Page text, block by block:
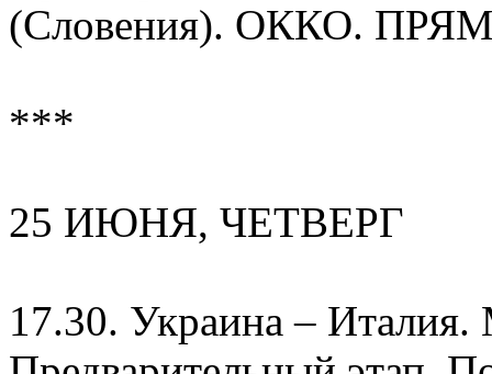
(Словения). ОККО.
***
25 ИЮНЯ, ЧЕТВЕРГ
17.30. Украина –